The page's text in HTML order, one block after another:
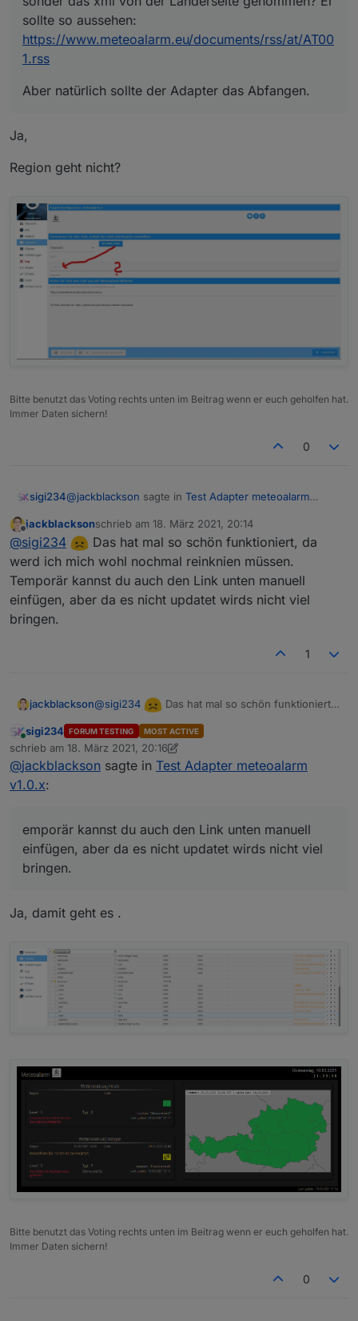
sollte so aussehen:
https://www.meteoalarm.eu/documents/rss/at/AT00
1.rss
Aber natürlich sollte der Adapter das Abfangen.
Ja,
Region geht nicht?
Bitte benutzt das Voting rechts unten im Beitrag wenn er euch geholfen hat.
Immer Daten sichern!
0
sigi234@jackblackson sagte in Test Adapter meteoalarm
@ sigi234Welchen Link hast du benutzt? Ich
vermute, du hast hier nicht eine Region
ausgewählt, sonder das xml von der Länderseite
genommen? Er sollte so aussehen:
https://www.meteoalarm.eu/documents/rss/at/AT
Ja,
Region geht nicht?
Offline
jackblacksonschrieb am 18. März 2021, 20:14
zuletzt editiert von
@sigi234
Das hat mal so schön funktioniert, da
werd ich mich wohl nochmal reinknien müssen.
Temporär kannst du auch den Link unten manuell
einfügen, aber da es nicht updatet wirds nicht viel
bringen.
1
jackblackson@sigi234
Das hat mal so schön funktioniert,
müssen. Temporär kannst du auch den Link
unten manuell einfügen, aber da es nicht updatet
wirds nicht viel bringen.
Online
sigi234 FORUM TESTING MOST ACTIVE
schrieb am 18. März 2021, 20:16
zuletzt editiert von sigi234
@jackblackson sagte in Test Adapter meteoalarm
v1.0.x:
emporär kannst du auch den Link unten manuell
einfügen, aber da es nicht updatet wirds nicht viel
bringen.
Ja, damit geht es .
Bitte benutzt das Voting rechts unten im Beitrag wenn er euch geholfen hat.
Immer Daten sichern!
0